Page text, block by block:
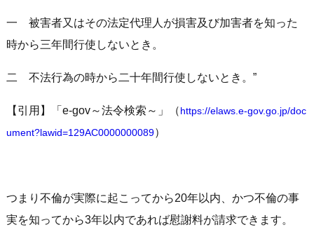
一 被害者又はその法定代理人が損害及び加害者を知った
時から三年間行使しないとき。
二 不法行為の時から二十年間行使しないとき。”
【引用】「e-gov～法令検索～」（https://elaws.e-gov.go.jp/doc
ument?lawid=129AC0000000089）
つまり不倫が実際に起こってから20年以内、かつ不倫の事
実を知ってから3年以内であれば慰謝料が請求できます。